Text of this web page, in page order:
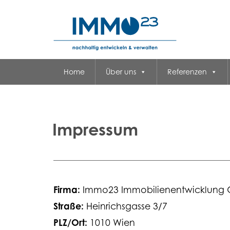
Home Über uns Referenzen
Impressum
Firma: Immo23 Immobilienentwicklung
Straße: Heinrichsgasse 3/7
PLZ/Ort: 1010 Wien